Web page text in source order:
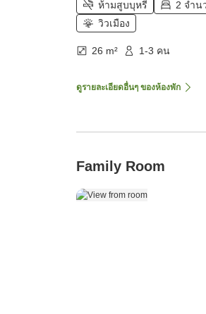
ห้ามสูบบุหรี่
2 จำน
วิวเมือง
26 m² 1-3 คน
ดูรายละเอียดอื่นๆ ของห้องพัก
Family Room